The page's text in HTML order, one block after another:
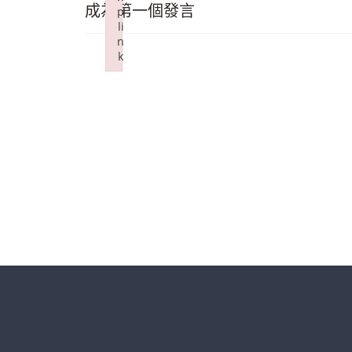
成為第一個發言
p
li
n
k
Failed to initialize plugin: wplink